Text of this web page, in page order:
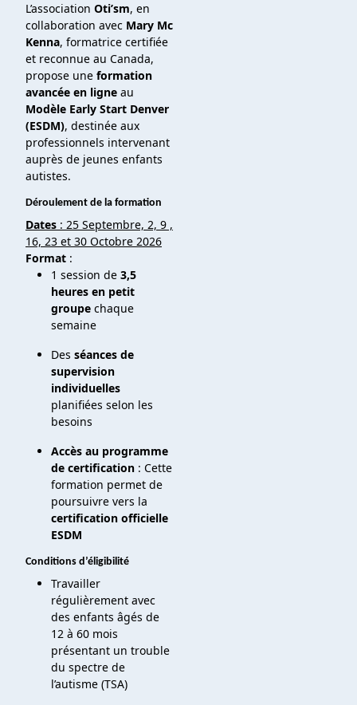
L’association Oti’sm, en
collaboration avec Mary Mc
Kenna, formatrice certifiée
et reconnue au Canada,
propose une formation
avancée en ligne au
Modèle Early Start Denver
(ESDM), destinée aux
professionnels intervenant
auprès de jeunes enfants
autistes.
Déroulement de la formation
Dates : 25 Septembre, 2, 9 ,
16, 23 et 30 Octobre 2026
Format :
1 session de 3,5
heures en petit
groupe chaque
semaine
Des séances de
supervision
individuelles
planifiées selon les
besoins
Accès au programme
de certification : Cette
formation permet de
poursuivre vers la
certification officielle
ESDM
Conditions d’éligibilité
Travailler
régulièrement avec
des enfants âgés de
12 à 60 mois
présentant un trouble
du spectre de
l’autisme (TSA)